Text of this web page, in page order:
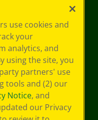
use cookies and
your
analytics, and
using the site, you
partners' use
tools and (2) our
Notice, and
our Privacy